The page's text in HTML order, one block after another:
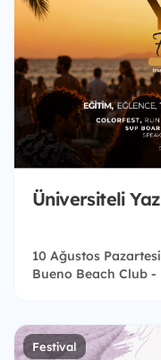
Üniversiteli
10 Ağustos
Bueno Beach Club
Festival